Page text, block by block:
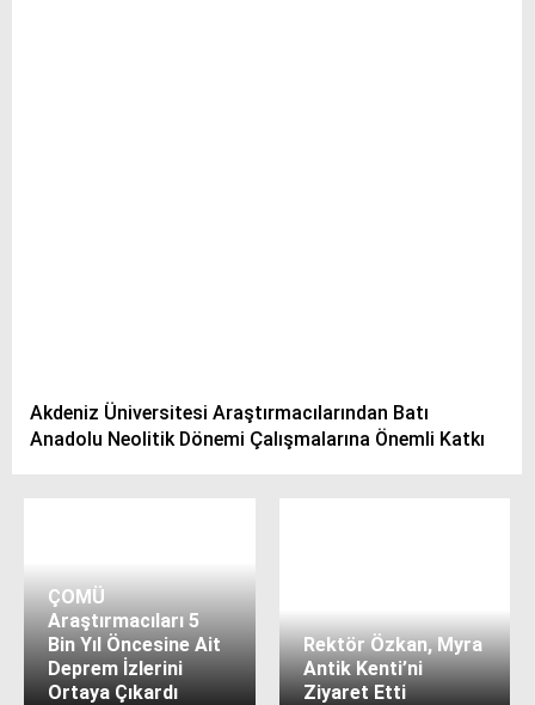
Akdeniz Üniversitesi Araştırmacılarından Batı
Anadolu Neolitik Dönemi Çalışmalarına Önemli Katkı
ÇOMÜ
Araştırmacıları 5
Bin Yıl Öncesine Ait
Deprem İzlerini
Ortaya Çıkardı
Rektör Özkan, Myra
Antik Kenti’ni
Ziyaret Etti